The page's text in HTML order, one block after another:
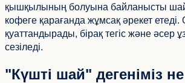
қышқылының болуына байланысты
кофеге қарағанда жұмсақ әрекет етеді.
қуаттандырады, бірақ тегіс және әсер
сезіледі.
"Күшті шай" дегеніміз не